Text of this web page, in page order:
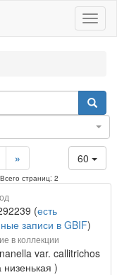
60
»
страниц: 2
(есть
записи в GBIF)
в коллекции
var. callitrichos
низенькая )